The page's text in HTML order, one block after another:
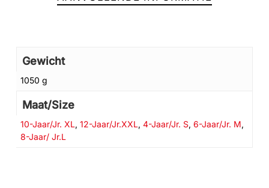
Geen producten in de winkelwagen.
Gewicht
1050 g
Maat/Size
10-Jaar/Jr. XL, 12-Jaar/Jr.XXL, 4-Jaar/Jr. S, 6-Jaar/Jr. M,
8-Jaar/ Jr.L